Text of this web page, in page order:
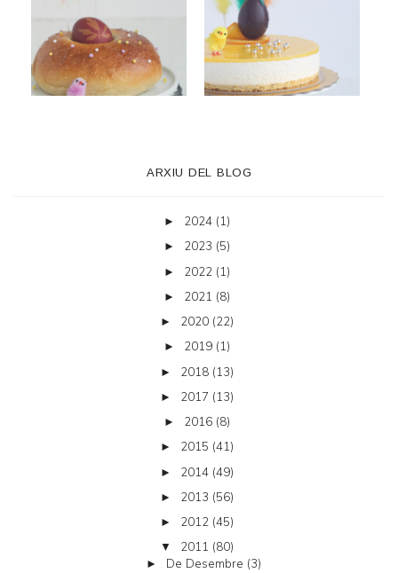
ARXIU DEL BLOG
► 2024 (1)
► 2023 (5)
► 2022 (1)
► 2021 (8)
► 2020 (22)
► 2019 (1)
► 2018 (13)
► 2017 (13)
► 2016 (8)
► 2015 (41)
► 2014 (49)
► 2013 (56)
► 2012 (45)
▼ 2011 (80)
► De Desembre (3)